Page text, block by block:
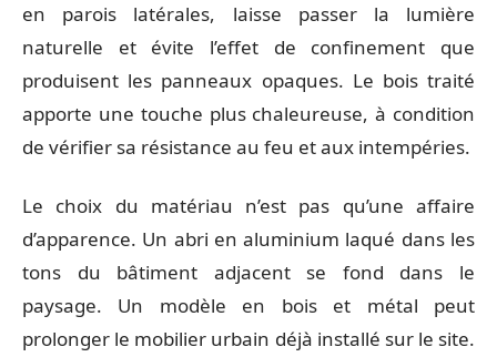
en parois latérales, laisse passer la lumière
naturelle et évite l’effet de confinement que
produisent les panneaux opaques. Le bois traité
apporte une touche plus chaleureuse, à condition
de vérifier sa résistance au feu et aux intempéries.
Le choix du matériau n’est pas qu’une affaire
d’apparence. Un abri en aluminium laqué dans les
tons du bâtiment adjacent se fond dans le
paysage. Un modèle en bois et métal peut
prolonger le mobilier urbain déjà installé sur le site.